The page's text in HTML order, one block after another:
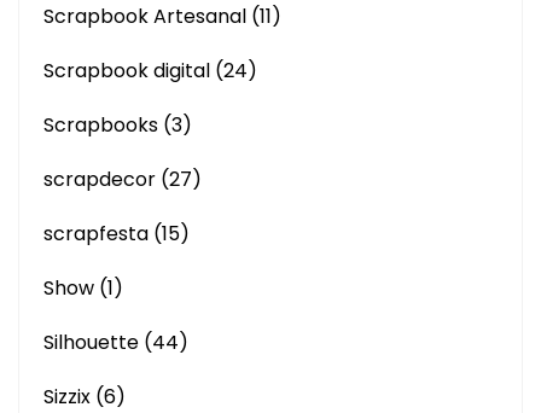
Scrapbook Artesanal (11)
Scrapbook digital (24)
Scrapbooks (3)
scrapdecor (27)
scrapfesta (15)
Show (1)
Silhouette (44)
Sizzix (6)